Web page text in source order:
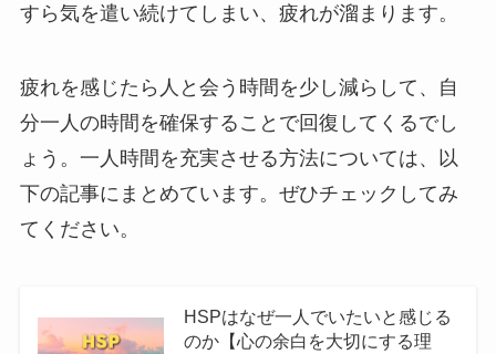
すら気を遣い続けてしまい、疲れが溜まります。
疲れを感じたら人と会う時間を少し減らして、自
分一人の時間を確保することで回復してくるでし
ょう。一人時間を充実させる方法については、以
下の記事にまとめています。ぜひチェックしてみ
てください。
HSPはなぜ一人でいたいと感じる
のか【心の余白を大切にする理